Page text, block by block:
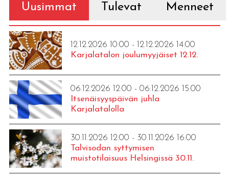
Uusimmat Tulevat Menneet
12.12.2026 10:00 - 12.12.2026 14:00
Karjalatalon joulumyyjäiset 12.12.
06.12.2026 12:00 - 06.12.2026 15:00
Itsenäisyyspäivän juhla
Karjalatalolla
30.11.2026 12:00 - 30.11.2026 16:00
Talvisodan syttymisen
muistotilaisuus Helsingissä 30.11.